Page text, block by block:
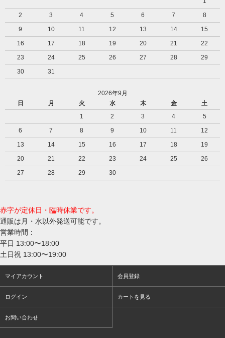
2
3 4 5 6 7
8
9
10 11 12 13 14
15
16
17 18 19 20 21
22
23
24 25 26 27 28
29
30
31
2026年9月
日
月 火 水 木 金
土
1
2 3 4
5
6
7 8 9 10 11
12
13
14 15 16 17 18
19
20
21 22 23 24 25
26
27
28 29 30
赤字が定休日・臨時休業です。
通販は月・水以外発送可能です。
営業時間：
平日 13:00〜18:00
土日祝 13:00〜19:00
マイアカウント 会員登録
ログイン カートを見る
お問い合わせ